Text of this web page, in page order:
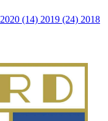
2020 (14) 2019 (24) 2018